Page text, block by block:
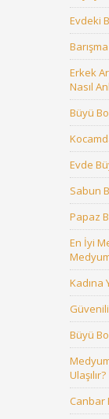
Evdeki
Erkek
Nasıl
Büyü
Evde
Sabun
Papaz
En İyi
Kadına
Büyü
Ulaşılır?
Canbar